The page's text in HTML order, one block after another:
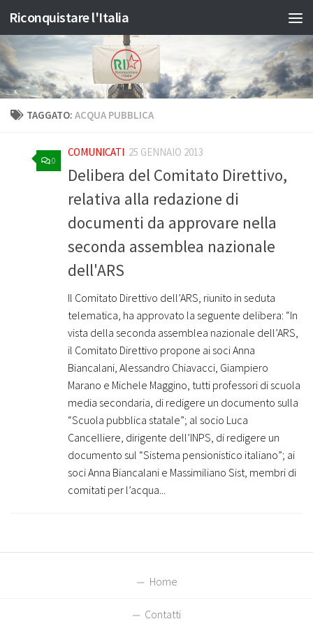
Salta al contenuto
Riconquistare l'Italia
TAGGATO: ACQUA PUBBLICA
0
COMUNICATI 25 GENNAIO 2013
Delibera del Comitato Direttivo,
relativa alla redazione di
documenti da approvare nella
seconda assemblea nazionale
dell'ARS
Il Comitato Direttivo dell’ARS, riunito in seduta
telematica, ha approvato la seguente delibera: “In
vista della seconda assemblea nazionale dell’ARS,
il Comitato Direttivo propone ai soci Anna
Biancalani, Alessandro Chiavacci, Giampiero
Marano e Michele Maggino, tutti professori di scuola
media secondaria, di redigere un documento sulla
“Scuola pubblica statale”; al socio Luca
Cancelliere, dirigente dell’INPS, di redigere un
documento sul “Sistema pensionistico italiano”; ai
soci Anna Biancalani e Massimiliano Sist, membri di
comitati per l’acqua...
Home
Contatti